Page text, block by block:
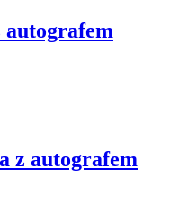
autografem
z autografem